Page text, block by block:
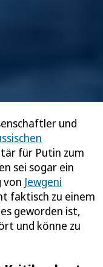
und
für Putin zum
sei sogar ein
von Jewgeni
faktisch zu einem
geworden ist,
und könne zu